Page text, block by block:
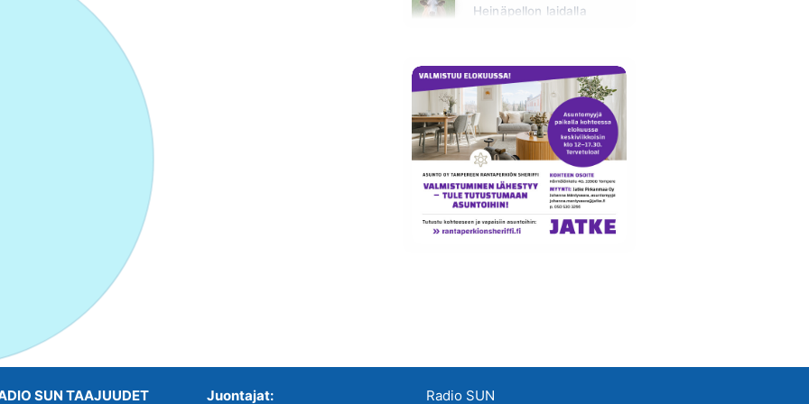
Heinäpellon laidalla
SUN TAAJUUDET Juontajat: Radio SUN